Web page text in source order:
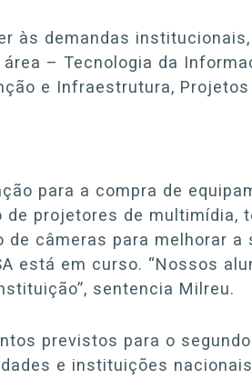
às demandas
– Tecnologia da
e Infraestrutura,
para a compra de
de projetores de multimídia,
câmeras para melhorar a
está em curso. “Nossos
sentencia Milreu.
previstos para o
e instituições